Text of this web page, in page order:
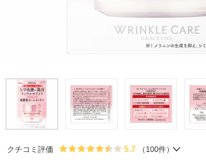
クチコミ評価 5.7 （ 100件）